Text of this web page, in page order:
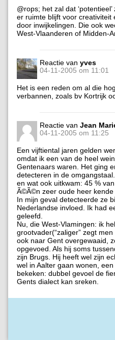
@rops; het zal dat
er ruimte blijft voor creativiteit
door inwijkelingen. Die ook
West-Vlaanderen of Midden-
Reactie van yves
04-11-2005 om 11:01
Het is een reden om al die
verbannen, zoals bv Kortrijk
Reactie van Jean
04-11-2005 om 11:25
Een vijftiental jaren gelden
omdat ik een van de heel
Gentenaars waren. Het ging
detecteren in de
en wat ook uitkwam: 45 %
Ã©Ã©n zeer oude heer
In mijn geval detecteerde ze
Nederlandse invloed. Ik had
geleefd.
Nu, die West-Vlamingen: ik
grootvader(“zaliger” zegt
ook naar Gent overgewaaid,
opgevoed. Als hij soms
zijn Brugs. Hij heeft wel zijn
wel in Aalter gaan wonen,
bekeken: dubbel gevoel de
Gents dialect kan sreken.